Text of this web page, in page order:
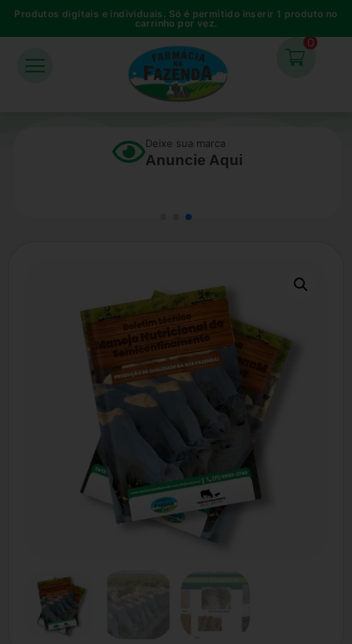
Produtos digitais e individuais. Só é permitido inserir 1 produto no
carrinho por vez.
0
Deixe sua marca
Anuncie Aqui